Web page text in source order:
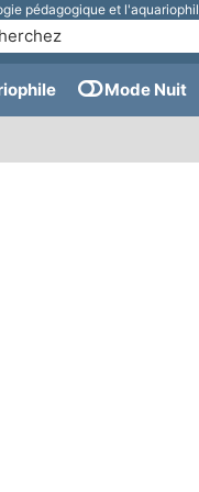
pédagogique et
Mode Nuit